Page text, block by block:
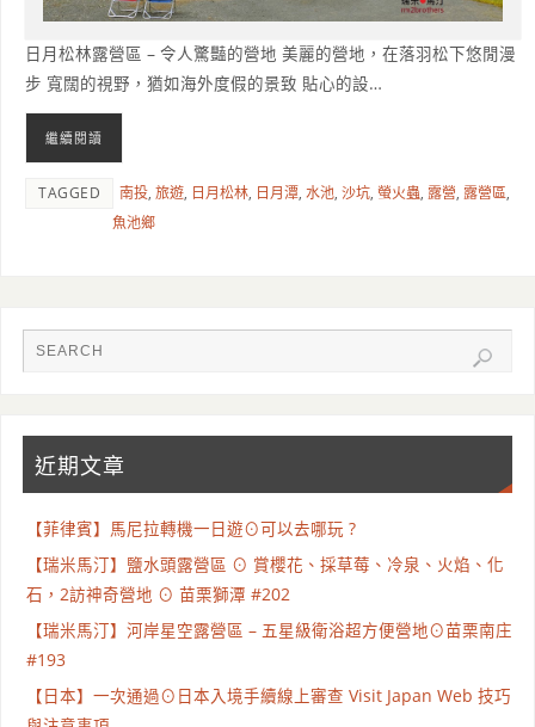
日月松林露營區 – 令人驚豔的營地 美麗的營地，在落羽松下悠閒漫
步 寬闊的視野，猶如海外度假的景致 貼心的設…
繼續閱讀
TAGGED 南投,旅遊, 日月松林, 日月潭,水池,沙坑,螢火蟲, 露營, 露營區,
魚池鄉
近期文章
【菲律賓】馬尼拉轉機一日遊⊙可以去哪玩 ?
【瑞米馬汀】鹽水頭露營區 ⊙ 賞櫻花、採草莓、冷泉、火焰、化
石，2訪神奇營地 ⊙ 苗栗獅潭 #202
【瑞米馬汀】河岸星空露營區 – 五星級衛浴超方便營地⊙苗栗南庄
#193
【日本】一次通過⊙日本入境手續線上審查 Visit Japan Web 技巧